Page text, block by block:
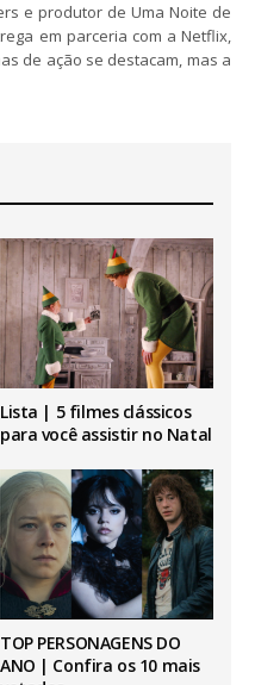
e produtor de Uma Noite de
em parceria com a Netflix,
de ação se destacam, mas a
Lista | 5 filmes clássicos
para você assistir no Natal
TOP PERSONAGENS DO
ANO | Confira os 10 mais